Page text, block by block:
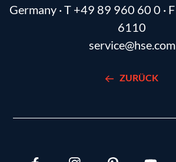
Germany · T +49 89 960 60 0 · F
6110
service@hse.com
ZURÜCK